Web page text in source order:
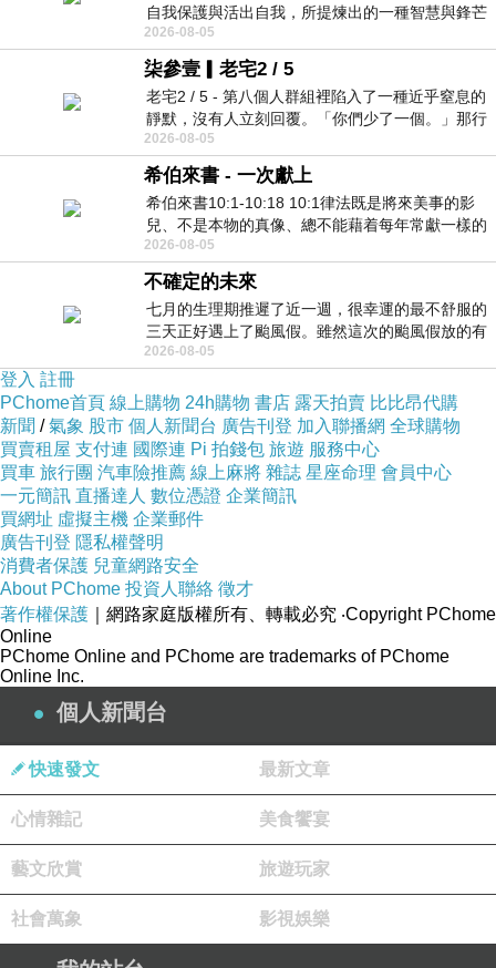
自我保護與活出自我，所提煉出的一種智慧與鋒芒
的平衡。 核心解讀與看法
2026-08-05
柒參壹▎老宅2 / 5
老宅2 / 5 - 第八個人群組裡陷入了一種近乎窒息的
靜默，沒有人立刻回覆。「你們少了一個。」那行
字像一顆冰冷的鐵釘，硬生生刺進螢
2026-08-05
希伯來書 - 一次獻上
希伯來書10:1-10:18 10:1律法既是將來美事的影
兒、不是本物的真像、總不能藉着每年常獻一樣的
祭物、叫那近前來的人得以完全。 10
2026-08-05
不確定的未來
七月的生理期推遲了近一週，很幸運的最不舒服的
三天正好遇上了颱風假。雖然這次的颱風假放的有
點虛，因為風雨不大，但這也是最想要的
2026-08-05
登入 註冊
PChome首頁 線上購物 24h購物 書店 露天拍賣 比比昂代購
新聞 /氣象 股市 個人新聞台 廣告刊登 加入聯播網 全球購物
買賣租屋 支付連 國際連 Pi 拍錢包 旅遊 服務中心
買車 旅行團 汽車險推薦 線上麻將 雜誌 星座命理 會員中心
一元簡訊 直播達人 數位憑證 企業簡訊
買網址 虛擬主機 企業郵件
廣告刊登 隱私權聲明
消費者保護 兒童網路安全
About PChome 投資人聯絡 徵才
著作權保護 ｜網路家庭版權所有、轉載必究 ‧Copyright PChome
Online
PChome Online and PChome are trademarks of PChome
Online Inc.
個人新聞台
快速發文 最新文章
心情雜記 美食饗宴
藝文欣賞 旅遊玩家
社會萬象 影視娛樂